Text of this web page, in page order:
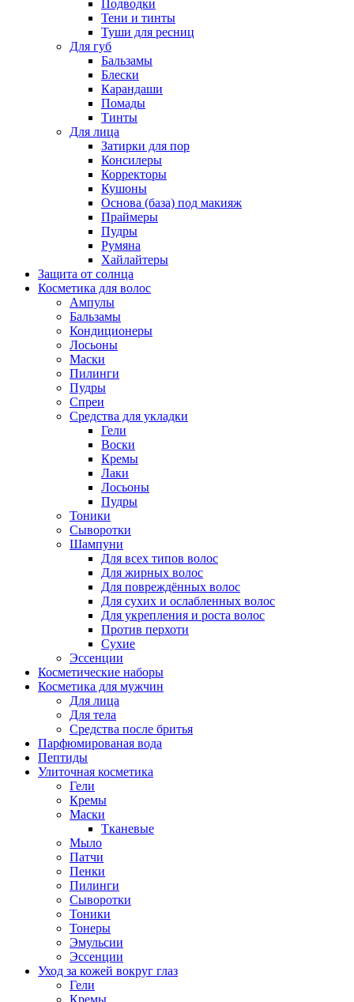
Подводки
Тени и тинты
Туши для ресниц
Для губ
Бальзамы
Блески
Карандаши
Помады
Тинты
Для лица
Затирки для пор
Консилеры
Корректоры
Кушоны
Основа (база) под макияж
Праймеры
Пудры
Румяна
Хайлайтеры
Защита от солнца
Косметика для волос
Ампулы
Бальзамы
Кондиционеры
Лосьоны
Маски
Пилинги
Пудры
Спреи
Средства для укладки
Гели
Воски
Кремы
Лаки
Лосьоны
Пудры
Тоники
Сыворотки
Шампуни
Для всех типов волос
Для жирных волос
Для повреждённых волос
Для сухих и ослабленных волос
Для укрепления и роста волос
Против перхоти
Сухие
Эссенции
Косметические наборы
Косметика для мужчин
Для лица
Для тела
Средства после бритья
Парфюмированая вода
Пептиды
Улиточная косметика
Гели
Кремы
Маски
Тканевые
Мыло
Патчи
Пенки
Пилинги
Сыворотки
Тоники
Тонеры
Эмульсии
Эссенции
Уход за кожей вокруг глаз
Гели